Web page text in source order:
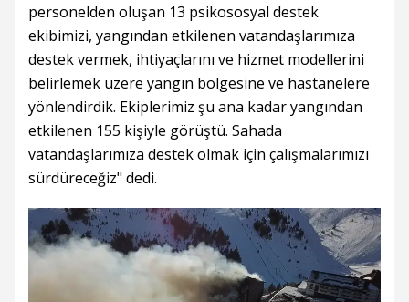
personelden oluşan 13 psikososyal destek
ekibimizi, yangından etkilenen vatandaşlarımıza
destek vermek, ihtiyaçlarını ve hizmet modellerini
belirlemek üzere yangın bölgesine ve hastanelere
yönlendirdik. Ekiplerimiz şu ana kadar yangından
etkilenen 155 kişiyle görüştü. Sahada
vatandaşlarımıza destek olmak için çalışmalarımızı
sürdüreceğiz" dedi.